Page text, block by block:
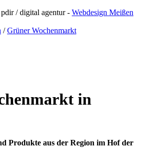
/ digital agentur - Webdesign Meißen
/ Grüner Wochenmarkt
in
Produkte aus der Region im Hof der